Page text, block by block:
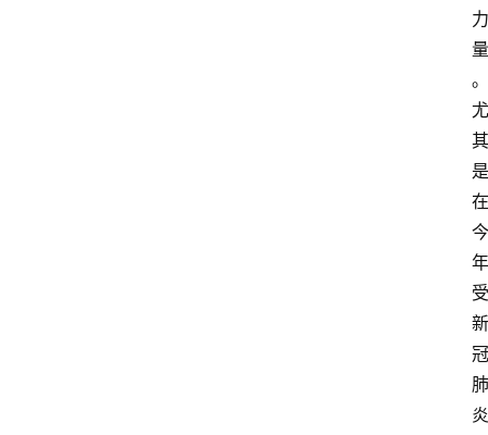
力
量
。
尤
其
是
在
今
年
受
新
冠
肺
炎